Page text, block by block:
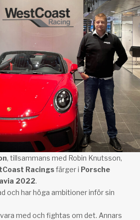
, tillsammans med Robin Knutsson,
Racingsfärger i Porsche
2022.
och har höga ambitioner inför sin
med och fightas om det. Annars